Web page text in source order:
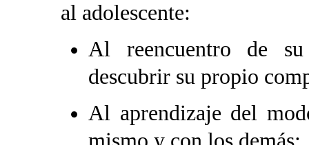
al adolescente:
Al reencuentro de
descubrir su propio
Al aprendizaje del